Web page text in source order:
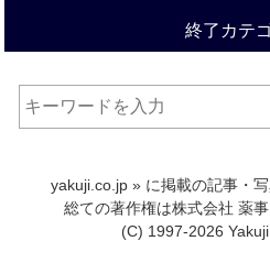
終了カテ
yakuji.co.jp » に掲載の記事・
総ての著作権は株式会社 薬
(C) 1997-2026